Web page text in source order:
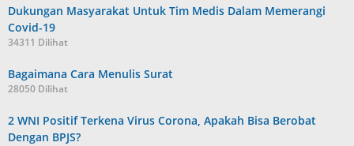
Dukungan Masyarakat Untuk Tim Medis Dalam Memerangi
Covid-19
34311 Dilihat
Bagaimana Cara Menulis Surat
28050 Dilihat
2 WNI Positif Terkena Virus Corona, Apakah Bisa Berobat
Dengan BPJS?